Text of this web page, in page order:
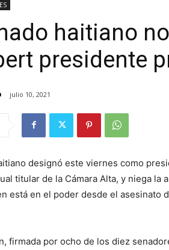
haitiano
presidente
julio 10, 2021
designó este viernes como
titular de la Cámara Alta, y niega
está en el poder desde el asesinato
firmada por ocho de los diez